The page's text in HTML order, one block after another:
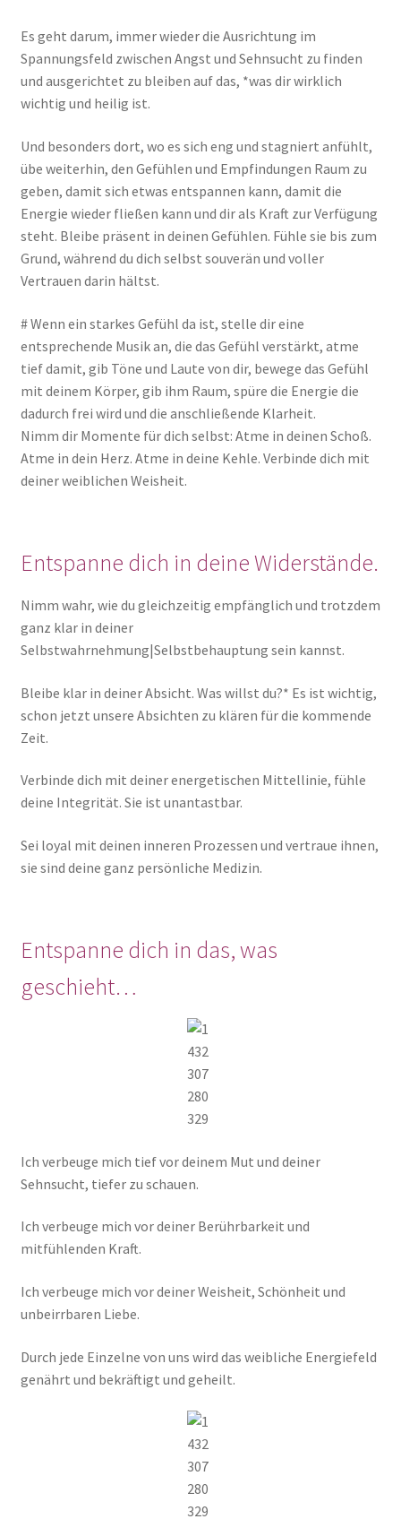
Es geht darum, immer wieder die Ausrichtung im
Spannungsfeld zwischen Angst und Sehnsucht zu finden
und ausgerichtet zu bleiben auf das, *was dir wirklich
wichtig und heilig ist.
Und besonders dort, wo es sich eng und stagniert anfühlt,
übe weiterhin, den Gefühlen und Empfindungen Raum zu
geben, damit sich etwas entspannen kann, damit die
Energie wieder fließen kann und dir als Kraft zur Verfügung
steht. Bleibe präsent in deinen Gefühlen. Fühle sie bis zum
Grund, während du dich selbst souverän und voller
Vertrauen darin hältst.
# Wenn ein starkes Gefühl da ist, stelle dir eine
entsprechende Musik an, die das Gefühl verstärkt, atme
tief damit, gib Töne und Laute von dir, bewege das Gefühl
mit deinem Körper, gib ihm Raum, spüre die Energie die
dadurch frei wird und die anschließende Klarheit.
Nimm dir Momente für dich selbst: Atme in deinen Schoß.
Atme in dein Herz. Atme in deine Kehle. Verbinde dich mit
deiner weiblichen Weisheit.
Entspanne dich in deine Widerstände.
Nimm wahr, wie du gleichzeitig empfänglich und trotzdem
ganz klar in deiner
Selbstwahrnehmung|Selbstbehauptung sein kannst.
Bleibe klar in deiner Absicht. Was willst du?* Es ist wichtig,
schon jetzt unsere Absichten zu klären für die kommende
Zeit.
Verbinde dich mit deiner energetischen Mittellinie, fühle
deine Integrität. Sie ist unantastbar.
Sei loyal mit deinen inneren Prozessen und vertraue ihnen,
sie sind deine ganz persönliche Medizin.
Entspanne dich in das, was
geschieht…
Ich verbeuge mich tief vor deinem Mut und deiner
Sehnsucht, tiefer zu schauen.
Ich verbeuge mich vor deiner Berührbarkeit und
mitfühlenden Kraft.
Ich verbeuge mich vor deiner Weisheit, Schönheit und
unbeirrbaren Liebe.
Durch jede Einzelne von uns wird das weibliche Energiefeld
genährt und bekräftigt und geheilt.